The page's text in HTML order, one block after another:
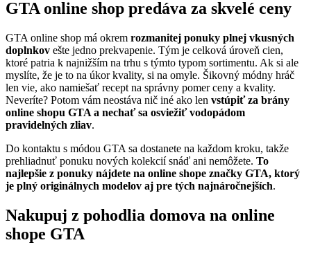
GTA online shop predáva za skvelé ceny
GTA online shop má okrem rozmanitej ponuky plnej vkusných
doplnkov ešte jedno prekvapenie. Tým je celková úroveň cien,
ktoré patria k najnižším na trhu s týmto typom sortimentu. Ak si ale
myslíte, že je to na úkor kvality, si na omyle. Šikovný módny hráč
len vie, ako namiešať recept na správny pomer ceny a kvality.
Neveríte? Potom vám neostáva nič iné ako len vstúpiť za brány
online shopu GTA a nechať sa osviežiť vodopádom
pravidelných zliav.
Do kontaktu s módou GTA sa dostanete na každom kroku, takže
prehliadnuť ponuku nových kolekcií snáď ani nemôžete. To
najlepšie z ponuky nájdete na online shope značky GTA, ktorý
je plný originálnych modelov aj pre tých najnáročnejších.
Nakupuj z pohodlia domova na online
shope GTA